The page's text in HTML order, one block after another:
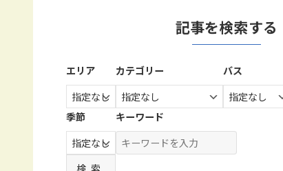
記事を検索する
エリア カテゴリー バス
季節 キーワード